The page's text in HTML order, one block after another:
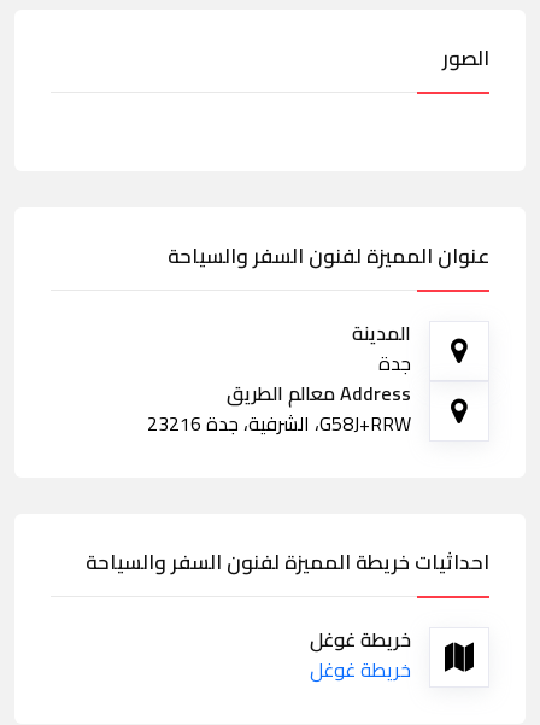
الصور
عنوان المميزة لفنون السفر والسياحة
المدينة
جدة
Address معالم الطريق
G58J+RRW، الشرفية، جدة 23216
احداثيات خريطة المميزة لفنون السفر والسياحة
خريطة غوغل
خريطة غوغل